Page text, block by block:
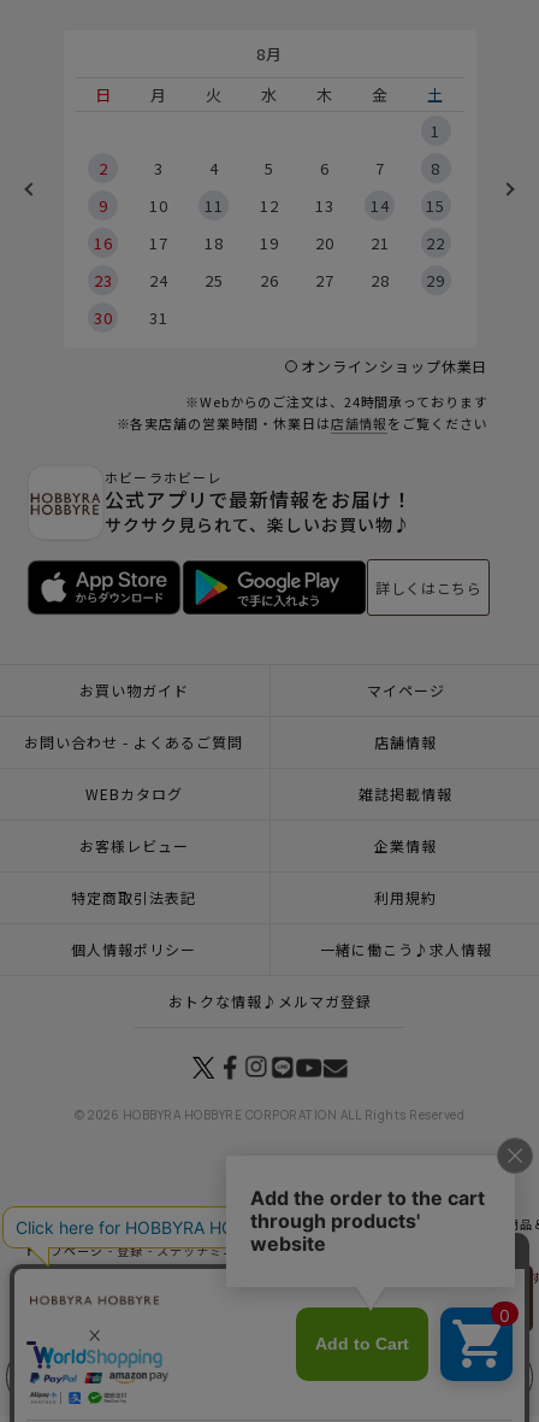
前に戻る
フェア
8月
日
月 火 水 木 金
土
1
2
3 4 5 6 7
8
9
10 11 12 13 14
15
16
17 18 19 20 21
22
23
24 25 26 27 28
29
30
31
オンラインショップ休業日
※Webからのご注文は、24時間承っております
※各実店舗の営業時間・休業日は店舗情報をご覧ください
ホビーラホビーレ
公式アプリで最新情報をお届け！
サクサク見られて、楽しいお買い物♪
詳しくはこちら
お買い物ガイド マイページ
お問い合わせ - よくあるご質問 店舗情報
WEBカタログ 雑誌掲載情報
お客様レビュー 企業情報
特定商取引法表記 利用規約
個人情報ポリシー 一緒に働こう♪求人情報
おトクな情報♪メルマガ登録
© 2026 HOBBYRA HOBBYRE CORPORATION ALL Rights Reserved
トップページ 商品 マンスリープレス3月号掲載商品
3月19日（木）発売の新商品
トップページ 登録 ステッチミニフレーム＜すずらん＞
ステッチミニフレーム＜
トップページ
フランス刺繍
ステッチミニフレーム＜すずらん＞
トップページ
トップページ
インテリア・飾り
トップページ
商品 ステッチミニフレーム＜すずらん＞
トップページ